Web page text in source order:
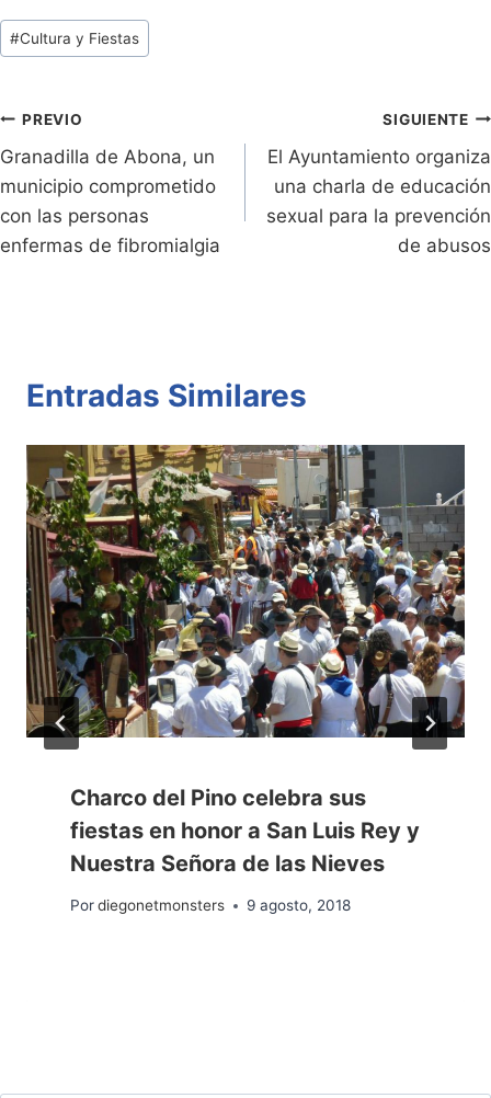
tF
ri
dl
y
p
y
k
p
o
k
Tags
de
#Cultura y Fiestas
Navegación
de
entradas
PREVIO
Granadilla de Abona, un
municipio comprometido
con las personas
enfermas de fibromialgia
SIGUIENTE
El Ayuntamiento organiza
una charla de educación
sexual para la prevención
de abusos
Entradas Similares
Charco del Pino celebra sus
fiestas en honor a San Luis Rey y
Nuestra Señora de las Nieves
Pordiegonetmonsters 9 agosto, 2018